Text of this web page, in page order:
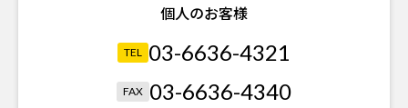
個人のお客様
TEL 03-6636-4321
FAX 03-6636-4340